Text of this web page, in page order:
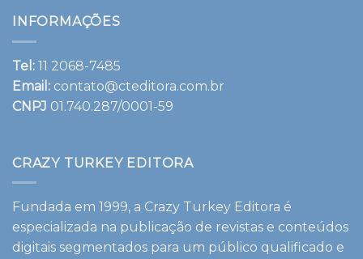
INFORMAÇÕES
Tel: 11 2068-7485
Email: contato@cteditora.com.br
CNPJ 01.740.287/0001-59
CRAZY TURKEY EDITORA
Fundada em 1999, a Crazy Turkey Editora é
especializada na publicação de revistas e conteúdos
digitais segmentados para um público qualificado e